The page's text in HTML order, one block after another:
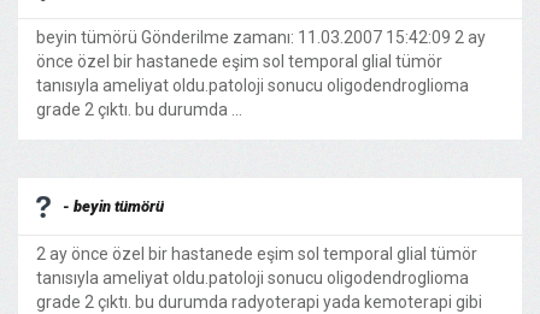
beyin tümörü Gönderilme zamanı: 11.03.2007 15:42:09 2 ay
önce özel bir hastanede eşim sol temporal glial tümör
tanısıyla ameliyat oldu.patoloji sonucu oligodendroglioma
grade 2 çıktı. bu durumda ...
- beyin tümörü
2 ay önce özel bir hastanede eşim sol temporal glial tümör
tanısıyla ameliyat oldu.patoloji sonucu oligodendroglioma
grade 2 çıktı. bu durumda radyoterapi yada kemoterapi gibi